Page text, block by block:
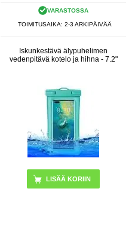
VARASTOSSA
TOIMITUSAIKA: 2-3 ARKIPÄIVÄÄ
Iskunkestävä älypuhelimen
vedenpitävä kotelo ja hihna - 7.2"
LISÄÄ KORIIN